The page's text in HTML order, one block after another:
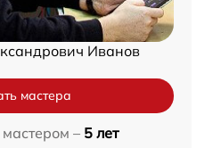
Иванов
мастера
– 5 лет